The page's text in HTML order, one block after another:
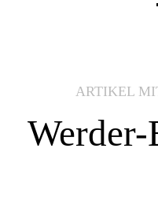
ARTIKEL
Werder-